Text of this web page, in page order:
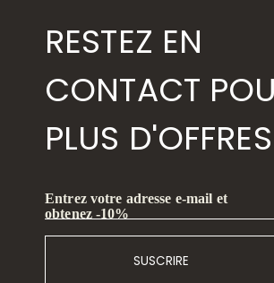
RESTEZ EN
CONTACT
PLUS
Entrez votre adresse e-mail et
obtenez -10%
SUSCRIRE